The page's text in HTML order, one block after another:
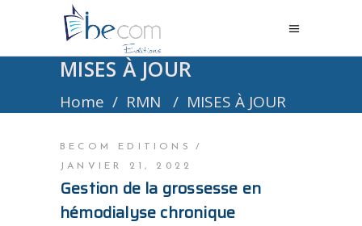
MISES À JOUR
Home / RMN / MISES À JOUR
BECOM EDITIONS
JANVIER 21, 2022
Gestion de la grossesse en
hémodialyse chronique